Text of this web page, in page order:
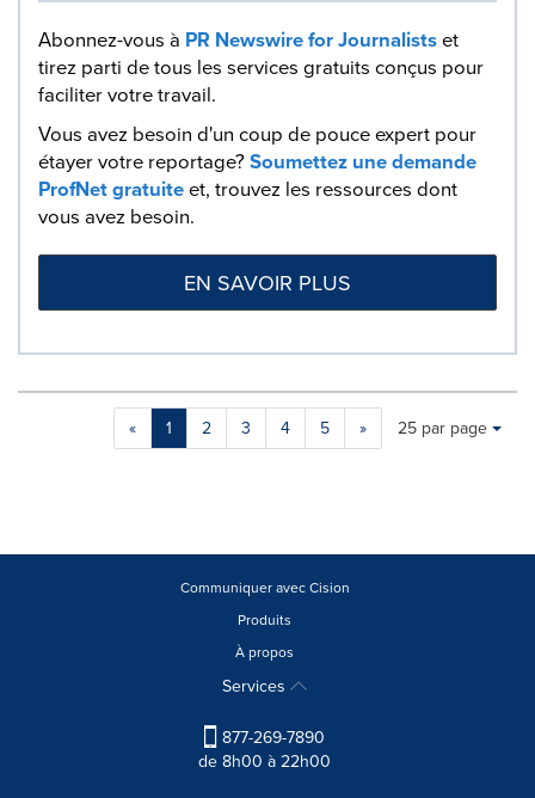
Abonnez-vous à PR Newswire for Journalistset
tirez parti de tous les services gratuits conçus pour
faciliter votre travail.
Vous avez besoin d'un coup de pouce expert pour
étayer votre reportage?Soumettez une demande
ProfNet gratuiteet, trouvez les ressources dont
vous avez besoin.
EN SAVOIR PLUS
« 1 2 3 4 5 »
Making
will
Items per page:
25 par page
Communiquer avec Cision
Produits
À propos
Services
877-269-7890
de 8h00 à 22h00